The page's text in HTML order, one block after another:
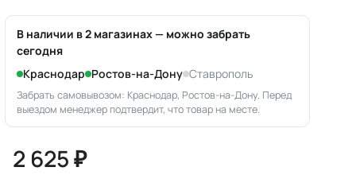
В наличии в 2 магазинах — можно забрать
сегодня
Краснодар Ростов-на-Дону Ставрополь
Забрать самовывозом: Краснодар, Ростов-на-Дону. Перед
выездом менеджер подтвердит, что товар на месте.
2 625 ₽